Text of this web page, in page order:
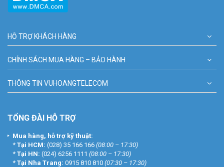
HỖ TRỢ KHÁCH HÀNG
CHÍNH SÁCH MUA HÀNG – BẢO HÀNH
THÔNG TIN VUHOANGTELECOM
TỔNG ĐÀI HỖ TRỢ
Mua hàng, hỗ trợ kỹ thuật:
* Tại HCM: (028) 35 166 166 (08:00 – 17:30)
* Tại HN: (024) 6256 1111 (08:00 – 17:30)
* Tại Nha Trang: 0915 810 810 (07:30 – 17:30)